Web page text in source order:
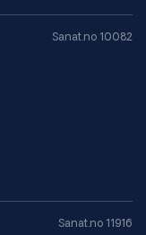
Sanat.no 10082
Sanat.no 11916